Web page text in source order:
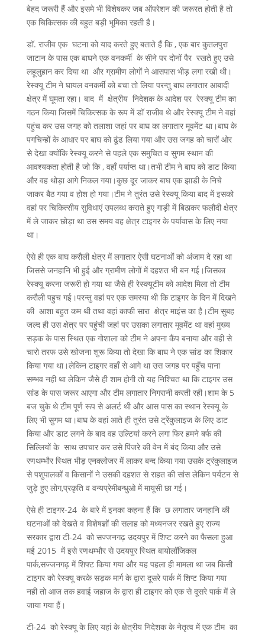
बेहद जरूरी हैं और इसमे भी विशेषकर जब ऑपरेशन की जरूरत होती है तो
एक चिकित्सक की बहुत बड़ी भूमिका रहती है।
डॉ. राजीव एक घटना को याद करते हुए बताते हैं कि , एक बार कुतलपुरा
जाटान के पास एक बाघने एक वनकर्मी के सीने पर दोनों पैर रखते हुए उसे
लहूलुहान कर दिया था और ग्रामीण लोगों ने आसपास भीड़ लगा रखी थी।
रेस्क्यू टीम ने घायल वनकर्मी को बचा तो लिया परन्तु बाघ लगातार आबादी
क्षेत्र में घूमता रहा। बाद में क्षेत्रीय निदेशक के आदेश पर रेस्क्यू टीम का
गठन किया जिसमें चिकित्सक के रूप में डॉ राजीव थे और रेस्क्यू टीम ने वहां
पहुंच कर उस जगह को तलाशा जहां पर बाघ का लगातार मूवमेंट था।बाघ के
पगचिन्हों के आधार पर बाघ को ढूंढ लिया गया और उस जगह को चारों ओर
से देखा क्योंकि रेस्क्यू करने से पहले एक समुचित व सुगम स्थान की
आवश्यकता होती है जो कि , वहाँ पर्याप्त था।तभी टीम ने बाघ को डाट किया
और वह थोड़ा आगे निकल गया।कुछ दूर जाकर बाघ एक झाडी के निचे
जाकर बैठ गया व होश हो गया।टीम ने तुरंत उसे रेस्क्यू किया बाद में इसको
वहां पर चिकित्सीय सुविधाएं उपलब्ध कराते हुए गाड़ी में बिठाकर फलौदी क्षेत्र
में ले जाकर छोड़ा था उस समय वह क्षेत्र टाइगर के पर्यावास के लिए नया
था।
ऐसे ही एक बाघ करौली क्षेत्र में लगातार ऐसी घटनाओं को अंजाम दे रहा था
जिससे जनहानि भी हुई और ग्रामीण लोगों में दहशत भी बन गई।जिसका
रेस्क्यू करना जरूरी हो गया था जैसे ही रेस्क्यूटीम को आदेश मिला तो टीम
करौली पहुच गई।परन्तु वहां पर एक समस्या थी कि टाइगर के दिन में दिखने
की आशा बहुत कम थी तथा वहां काफी सारा क्षेत्र माइंस का है।टीम सुबह
जल्द ही उस क्षेत्र पर पहुंची जहां पर उसका लगातार मूवमेंट था वहां मुख्य
सड़क के पास स्थित एक गोशाला को टीम ने अपना कैंप बनाया और वही से
चारो तरफ उसे खोजना शुरू किया तो देखा कि बाघ ने एक सांड का शिकार
किया गया था।लेकिन टाइगर वहाँ से आगे था उस जगह पर पहुँच पाना
सम्भव नही था लेकिन जैसे ही शाम होगी तो यह निश्चित था कि टाइगर उस
सांड के पास जरूर आएगा और टीम लगातार निगरानी करती रही।शाम के 5
बज चुके थे टीम पूर्ण रूप से अलर्ट थी और आस पास का स्थान रेस्क्यू के
लिए भी सुगम था।बाघ के वहां आते ही तुरंत उसे ट्रेंकुलाइज के लिए डाट
किया और डाट लगने के बाद वह उल्टियां करने लगा फिर हमने बर्फ की
सिल्लियों के साथ उपचार कर उसे पिंजरे की वेन में बंद किया और उसे
रणथम्भौर स्थित भीड़ एनक्लोजर में लाकर बन्द किया गया उसके ट्रंकुलाइज
से पशुपालकों व किसानों ने उसकी दहशत से राहत की सांस लेकिन पर्यटन से
जुड़े हुए लोग,प्रकृति व वन्यप्रेमीबन्धुओ में मायूसी छा गई।
ऐसे ही टाइगर-24 के बारे में इनका कहना हैं कि छ लगातार जनहानि की
घटनाओं को देखते व विशेषज्ञों की सलाह को मध्यनजर रखते हुए राज्य
सरकार द्वारा टी-24 को सज्जनगढ़ उदयपुर में शिप्ट करने का फैसला हुआ
मई 2015 में इसे रणथम्भौर से उदयपुर स्थित बायोलॉजिकल
पार्क,सज्जनगढ़ में शिफ्ट किया गया और यह पहला ही मामला था जब किसी
टाइगर को रेस्क्यू करके सड़क मार्ग के द्वारा दूसरे पार्क में शिप्ट किया गया
नही तो आज तक हवाई जहाज के द्वारा ही टाइगर को एक से दूसरे पार्क में ले
जाया गया हैं।
टी-24 को रेस्क्यू के लिए यहां के क्षेत्रीय निदेशक के नेतृत्व में एक टीम का